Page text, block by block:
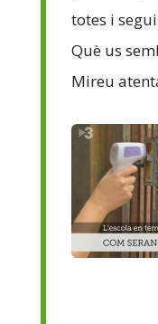
totes i
Què us
Mireu